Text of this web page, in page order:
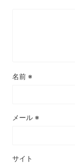
名前 ※
メール ※
サイト